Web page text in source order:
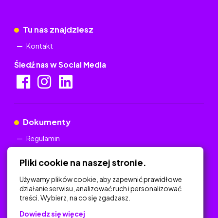
Tu nas znajdziesz
Kontakt
Śledź nas w Social Media
Dokumenty
Regulamin
Na skróty
Polityka Prywatności
Pliki cookie na naszej stronie.
Używamy plików cookie, aby zapewnić prawidłowe
działanie serwisu, analizować ruch i personalizować
treści. Wybierz, na co się zgadzasz.
Dowiedz się więcej